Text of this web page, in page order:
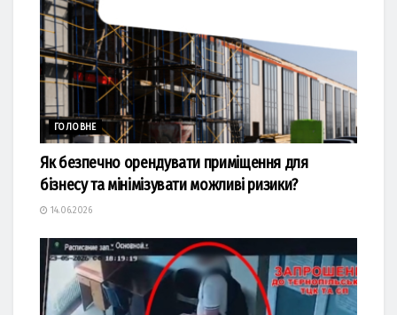
ГОЛОВНЕ
Як безпечно орендувати приміщення для
бізнесу та мінімізувати можливі ризики?
14.06.2026